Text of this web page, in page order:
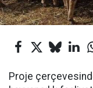
Proje